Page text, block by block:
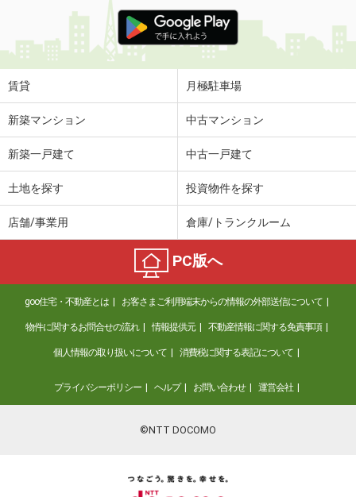
賃貸 月極駐車場
新築マンション 中古マンション
新築一戸建て 中古一戸建て
土地を探す 投資物件を探す
店舗/事業用 倉庫/トランクルーム
PC版へ
goo住宅・不動産とは お客さまご利用端末からの情報の外部送信について
物件に関するお問合せの流れ 情報提供元 不動産情報に関する免責事項
個人情報の取り扱いについて 消費税に関する表記について
プライバシーポリシー ヘルプ お問い合わせ 運営会社
©NTT DOCOMO